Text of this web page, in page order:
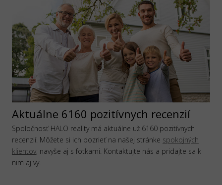
Aktuálne 6160 pozitívnych recenzií
Spoločnosť HALO reality má aktuálne už 6160 pozitívnych
recenzií. Môžete si ich pozrieť na našej stránke spokojných
klientov, navyše aj s fotkami. Kontaktujte nás a pridajte sa k
nim aj vy.